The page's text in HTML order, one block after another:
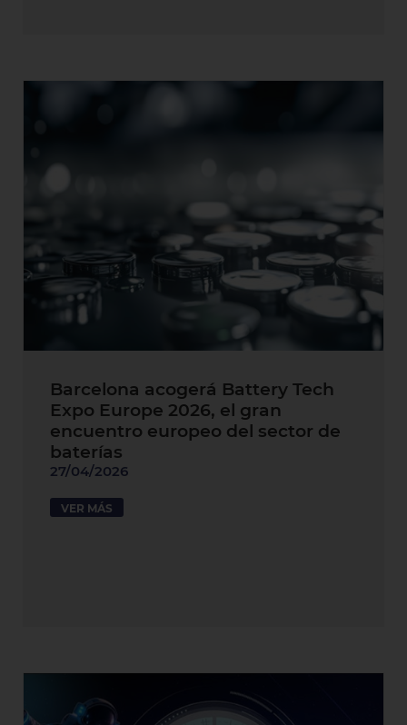
Barcelona acogerá Battery Tech
Expo Europe 2026, el gran
encuentro europeo del sector de
baterías
27/04/2026
VER MÁS